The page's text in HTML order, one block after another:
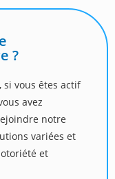
?
vous êtes actif
avez
notre
variées et
et